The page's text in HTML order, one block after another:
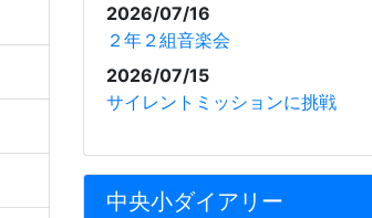
2026/07/16
２年２組音楽会
2026/07/15
サイレントミッションに挑戦
中央小ダイアリー